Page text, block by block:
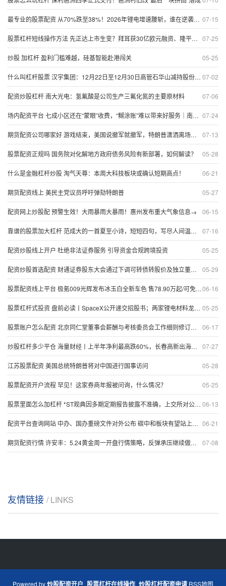
07-15
最专业的股票配资 从70%跌至38%！2026年锂电增速腰斩，谁在逆袭抢占市场？
07-25
股票杠杆短线操作方法 先正达上市生变？拜耳获30亿欧元融资、隆平高科半年报出炉丨大公司
05-25
炒股 加杠杆 盈利门槛难越，硅基智能赴港闯关
07-02
什么叫杠杆股票 汉宇集团：12月22日至12月30日高管石华山减持股份合计248.65万股
07-06
配资炒股杠杆 南大光电：氢氟酸是公司生产三氟化氮的主要原材料
07-24
场内配资平台 七成小区还在“蒙眼”收费，“糊涂账”难以带来好服务｜南方产业观
07-13
期货配资公司哪家好 游戏结束，美国说撤军就撤军，特朗普潇洒离场，烂摊子都留给北约
05-28
股票配资正规吗 国务院对化解地方政府债务风险有新部署，如何解读？
06-21
什么是金融杠杆炒股 淘气天尊：本周大科技板块或确认短期高点！
05-27
期货配资线上 美民主党议员呼吁弹劾特朗普
06-15
配资网上炒股配 预警生效！大雨暴雨大暴雨！惠州发布重大气象信息→
07-16
靠谱的股票加大杠杆 范成大的一首夏至小诗，短短四句，写尽人间温情，治愈了整个夏天
05-25
配资炒股线上开户 杜绝非法证券服务 引导资金合规跨境投资
05-29
配资炒股首选配资 财通证券股东大会通过下调可转债转股价及独立董事变更议案
06-16
股票配资线上平台 极氪009光辉发布冰玉白全新车色 售78.90万起/可免费选装
05-25
股票杠杆式投资 盘前必读丨SpaceX公开递交招股书；两家锂电材料龙头宣布新项目
06-17
股票账户怎么配资 北京同仁堂董事会薪酬与考核委员会工作细则修订通过
07-27
炒股杠杆多少平仓 海量财经丨上半年净利最高跌60%，长春高新出海寻路
05-28
江苏股票配资 美国总统特朗普将对中国进行国事访问
05-25
股票配资开户流程 罕见！这家券商年报被问询，什么情况？
06-13
股票里面怎么加杠杆 *ST观典因多期定期报告披露不准确，上交所对公司及有关责任人予以通报批评
06-21
配资平台查询网站 中办、国办重磅文件对外公布 碳中和板块有望站上风口
07-08
期货配资行情 许安丰：5.24黄金周一开盘行情策略，反弹承压继续做空！
友情链接 / LINKS
Powered by炒股配资开户_股票杠杆在线操作_炒股杠杆配资申请 RSS地图